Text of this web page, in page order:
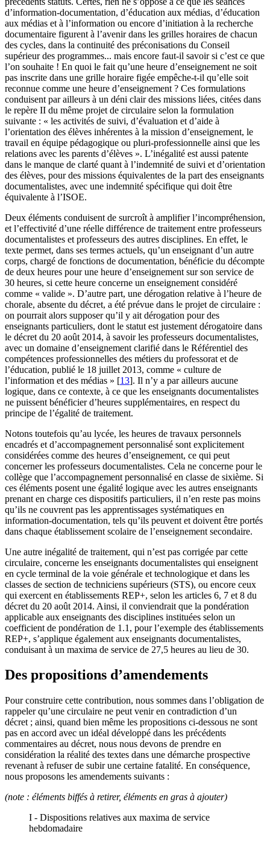
d’information-documentation, d’éducation aux médias, d’éducation
aux médias et à l’information ou encore d’initiation à la recherche
documentaire figurent à l’avenir dans les grilles horaires de chacun
des cycles, dans la continuité des préconisations du Conseil
supérieur des programmes... mais encore faut-il savoir si c’est ce que
l’on souhaite ! En quoi le fait qu’une heure d’enseignement ne soit
pas inscrite dans une grille horaire figée empêche-t-il qu’elle soit
reconnue comme une heure d’enseignement ? Ces formulations
conduisent par ailleurs à un déni clair des missions liées, citées dans
le repère II du même projet de circulaire selon la formulation
suivante : « les activités de suivi, d’évaluation et d’aide à
l’orientation des élèves inhérentes à la mission d’enseignement, le
travail en équipe pédagogique ou pluri-professionnelle ainsi que les
relations avec les parents d’élèves ». L’inégalité est aussi patente
dans le manque de clarté quant à l’indemnité de suivi et d’orientation
des élèves, pour des missions équivalentes de la part des enseignants
documentalistes, avec une indemnité spécifique qui doit être
équivalente à l’ISOE.
Deux éléments conduisent de surcroît à amplifier l’incompréhension,
et l’effectivité d’une réelle différence de traitement entre professeurs
documentalistes et professeurs des autres disciplines. En effet, le
texte permet, dans ses termes actuels, qu’un enseignant d’un autre
corps, chargé de fonctions de documentation, bénéficie du décompte
de deux heures pour une heure d’enseignement sur son service de
30 heures, si cette heure concerne un enseignement considéré
comme « valide ». D’autre part, une dérogation relative à l’heure de
chorale, absente du décret, a été prévue dans le projet de circulaire :
on pourrait alors supposer qu’il y ait dérogation pour des
enseignants particuliers, dont le statut est justement dérogatoire dans
le décret du 20 août 2014, à savoir les professeurs documentalistes,
avec un domaine d’enseignement clarifié dans le Référentiel des
compétences professionnelles des métiers du professorat et de
l’éducation, publié le 18 juillet 2013, comme « culture de
l’information et des médias » [13]. Il n’y a par ailleurs aucune
logique, dans ce contexte, à ce que les enseignants documentalistes
ne puissent bénéficier d’heures supplémentaires, en respect du
principe de l’égalité de traitement.
Notons toutefois qu’au lycée, les heures de travaux personnels
encadrés et d’accompagnement personnalisé sont explicitement
considérées comme des heures d’enseignement, ce qui peut
concerner les professeurs documentalistes. Cela ne concerne pour le
collège que l’accompagnement personnalisé en classe de sixième. Si
ces éléments posent une égalité logique avec les autres enseignants
prenant en charge ces dispositifs particuliers, il n’en reste pas moins
qu’ils ne couvrent pas les apprentissages systématiques en
information-documentation, tels qu’ils peuvent et doivent être portés
dans chaque établissement scolaire de l’enseignement secondaire.
Une autre inégalité de traitement, qui n’est pas corrigée par cette
circulaire, concerne les enseignants documentalistes qui enseignent
en cycle terminal de la voie générale et technologique et dans les
classes de section de techniciens supérieurs (STS), ou encore ceux
qui exercent en établissements REP+, selon les articles 6, 7 et 8 du
décret du 20 août 2014. Ainsi, il conviendrait que la pondération
applicable aux enseignants des disciplines instituées selon un
coefficient de pondération de 1.1, pour l’exemple des établissements
REP+, s’applique également aux enseignants documentalistes,
conduisant à un maxima de service de 27,5 heures au lieu de 30.
Des propositions d’amendements
Pour construire cette contribution, nous sommes dans l’obligation de
rappeler qu’une circulaire ne peut venir en contradiction d’un
décret ; ainsi, quand bien même les propositions ci-dessous ne sont
pas en accord avec un idéal développé dans les précédents
commentaires au décret, nous nous devons de prendre en
considération la réalité des textes dans une démarche prospective
revenant à refuser de subir une certaine fatalité. En conséquence,
nous proposons les amendements suivants :
(note : éléments biffés à retirer, éléments en gras à ajouter)
I - Dispositions relatives aux maxima de service
hebdomadaire